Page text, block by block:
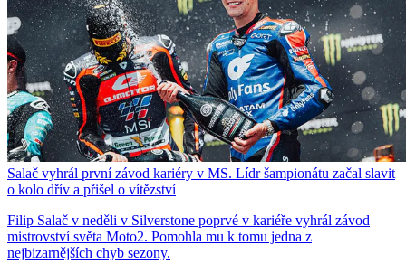
Salač vyhrál první závod kariéry v MS. Lídr šampionátu začal slavit
o kolo dřív a přišel o vítězství
Filip Salač v neděli v Silverstone poprvé v kariéře vyhrál závod
mistrovství světa Moto2. Pomohla mu k tomu jedna z
nejbizarnějších chyb sezony.